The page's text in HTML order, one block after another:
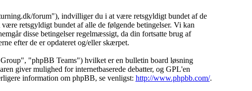
forum"), indvilliger du i at være retsgyldigt bundet af de
retsgyldigt bundet af alle de følgende betingelser. Vi kan
disse betingelser regelmæssigt, da din fortsatte brug af
efter de er opdateret og/eller skærpet.
"phpBB Teams") hvilket er en bulletin board løsning
giver mulighed for internetbaserede debatter, og GPL'en
information om phpBB, se venligst: http://www.phpbb.com/.